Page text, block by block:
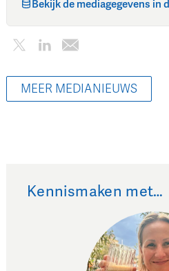
Bekijk de mediagegevens in
MEER MEDIANIEUWS
Kennismaken met…